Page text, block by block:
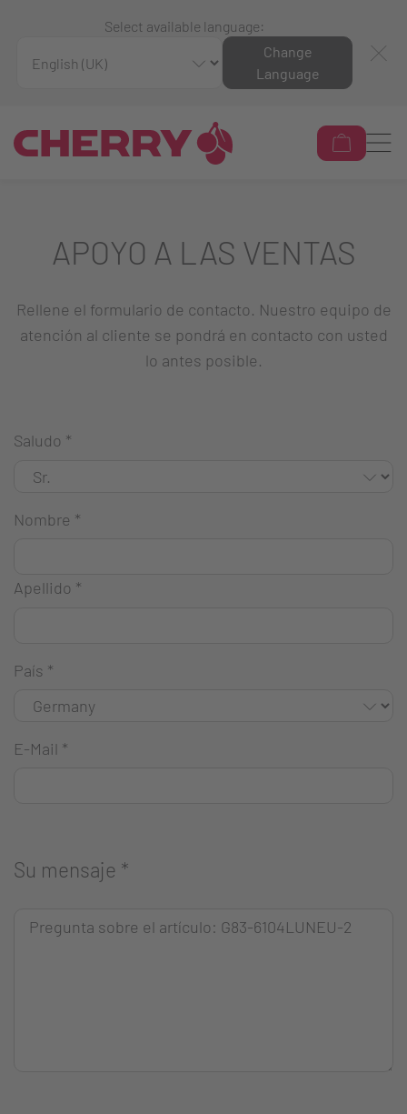
Select available language:
Change
Language
APOYO A LAS VENTAS
Rellene el formulario de contacto. Nuestro equipo de
atención al cliente se pondrá en contacto con usted
lo antes posible.
Saludo *
Nombre *
Apellido *
País *
E-Mail *
Su mensaje *